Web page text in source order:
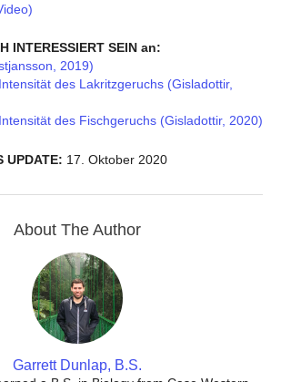
INTERESSIERT SEIN an:
2019)
des Lakritzgeruchs (Gisladottir,
des Fischgeruchs (Gisladottir, 2020)
UPDATE: 17. Oktober 2020
About The Author
Garrett Dunlap, B.S.